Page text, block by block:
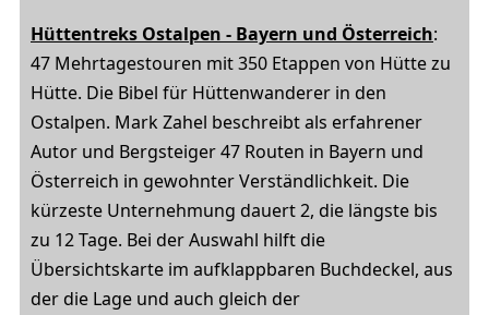
Hüttentreks Ostalpen - Bayern und Österreich:
47 Mehrtagestouren mit 350 Etappen von Hütte zu
Hütte. Die Bibel für Hüttenwanderer in den
Ostalpen. Mark Zahel beschreibt als erfahrener
Autor und Bergsteiger 47 Routen in Bayern und
Österreich in gewohnter Verständlichkeit. Die
kürzeste Unternehmung dauert 2, die längste bis
zu 12 Tage. Bei der Auswahl hilft die
Übersichtskarte im aufklappbaren Buchdeckel, aus
der die Lage und auch gleich der